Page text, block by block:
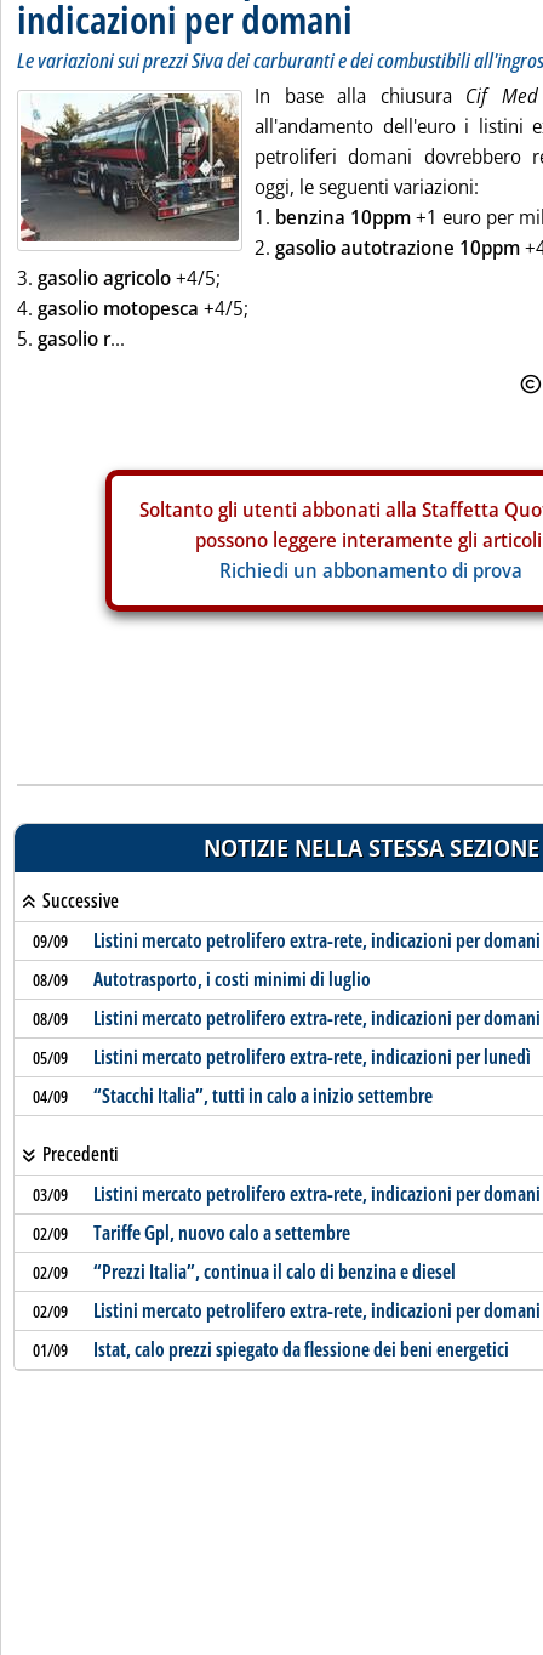
indicazioni per domani
Le variazioni sui prezzi Siva dei carburanti e dei combustibili
In base alla chiusura Cif Med
all'andamento dell'euro i listini
petroliferi domani dovrebbero
oggi, le seguenti variazioni:
1. benzina 10ppm+1 euro per
2. gasolio autotrazione 10ppm
3. gasolio agricolo+4/5;
4. gasolio motopesca +4/5;
5. gasolio r...
Soltanto gli utenti abbonati alla Staffetta
possono leggere interamente gli
Richiedi un abbonamento di prova
NOTIZIE NELLA STESSA SEZIONE
Successive
09/09 Listini mercato petrolifero extra-rete, indicazioni per domani
08/09 Autotrasporto, i costi minimi di luglio
08/09 Listini mercato petrolifero extra-rete, indicazioni per domani
05/09 Listini mercato petrolifero extra-rete, indicazioni per lunedì
04/09 “Stacchi Italia”, tutti in calo a inizio settembre
Precedenti
03/09 Listini mercato petrolifero extra-rete, indicazioni per domani
02/09 Tariffe Gpl, nuovo calo a settembre
02/09 “Prezzi Italia”, continua il calo di benzina e diesel
02/09 Listini mercato petrolifero extra-rete, indicazioni per domani
01/09 Istat, calo prezzi spiegato da flessione dei beni energetici